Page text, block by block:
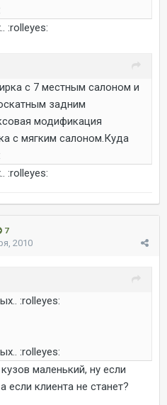
:rolleyes:
с 7 местным салоном и
задним
модификация
с мягким салоном.Куда
:rolleyes:
7
2010
:rolleyes:
:rolleyes:
маленький, ну если
если клиента не станет?